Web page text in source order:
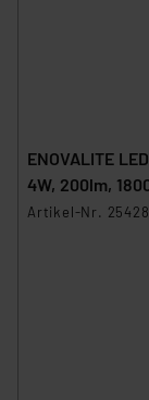
ENOVALITE
4W, 200lm,
Artikel-Nr.